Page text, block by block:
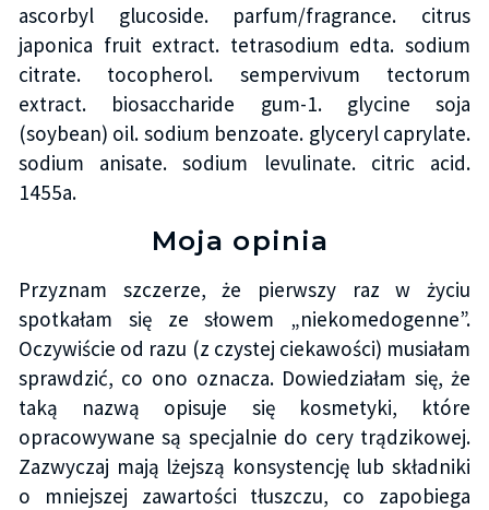
ascorbyl glucoside. parfum/fragrance. citrus
japonica fruit extract. tetrasodium edta. sodium
citrate. tocopherol. sempervivum tectorum
extract. biosaccharide gum-1. glycine soja
(soybean) oil. sodium benzoate. glyceryl caprylate.
sodium anisate. sodium levulinate. citric acid.
1455a.
Moja opinia
Przyznam szczerze, że pierwszy raz w życiu
spotkałam się ze słowem „niekomedogenne”.
Oczywiście od razu (z czystej ciekawości) musiałam
sprawdzić, co ono oznacza. Dowiedziałam się, że
taką nazwą opisuje się kosmetyki, które
opracowywane są specjalnie do cery trądzikowej.
Zazwyczaj mają lżejszą konsystencję lub składniki
o mniejszej zawartości tłuszczu, co zapobiega